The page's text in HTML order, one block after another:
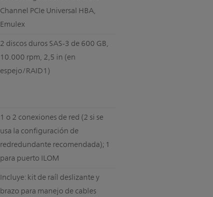
Channel PCIe Universal HBA,
Emulex
2 discos duros SAS-3 de 600 GB,
10.000 rpm, 2,5 in (en
espejo/RAID1)
1 o 2 conexiones de red (2 si se
usa la configuración de
redredundante recomendada); 1
para puerto ILOM
Incluye: kit de raíl deslizante y
brazo para manejo de cables